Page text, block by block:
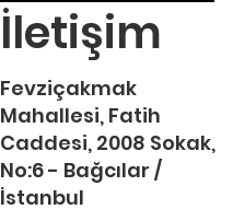
İletişim
Fevziçakmak
Mahallesi, Fatih
Caddesi, 2008 Sokak,
No:6 - Bağcılar /
İstanbul